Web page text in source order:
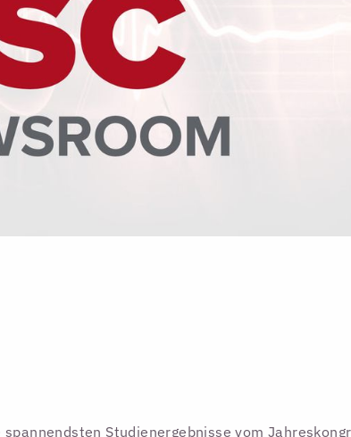
Studienergebnisse vom